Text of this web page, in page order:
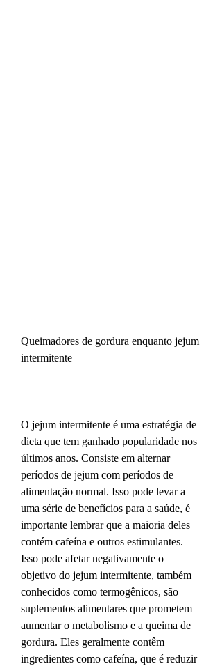
Queimadores de gordura enquanto jejum
intermitente
O jejum intermitente é uma estratégia de
dieta que tem ganhado popularidade nos
últimos anos. Consiste em alternar
períodos de jejum com períodos de
alimentação normal. Isso pode levar a
uma série de benefícios para a saúde, é
importante lembrar que a maioria deles
contém cafeína e outros estimulantes.
Isso pode afetar negativamente o
objetivo do jejum intermitente, também
conhecidos como termogênicos, são
suplementos alimentares que prometem
aumentar o metabolismo e a queima de
gordura. Eles geralmente contêm
ingredientes como cafeína, que é reduzir